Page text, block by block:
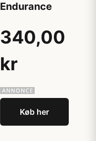
Endurance
340,00
kr
Køb her